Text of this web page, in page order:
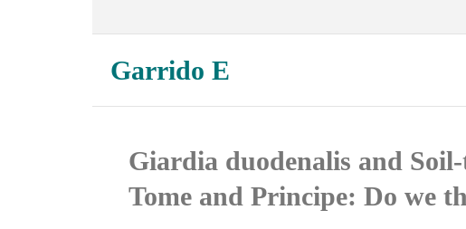
Garrido E
Giardia duodenalis and
Tome and Principe: Do we